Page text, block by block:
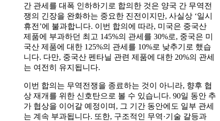
간 관세를 대폭 인하하기로 합의한 것은 양국 간 무역전
쟁의 긴장을 완화하는 중요한 진전이지만, 사실상 ‘일시
휴전’에 불과합니다. 이번 합의에 따라, 미국은 중국산
제품에 부과하던 최고 145%의 관세를 30%로, 중국은 미
국산 제품에 대한 125%의 관세를 10%로 낮추기로 했습
니다. 다만, 중국산 펜타닐 관련 제품에 대한 20%의 관세
는 여전히 유지됩니다.
이번 합의는 무역전쟁을 종료하는 것이 아니라, 향후 협
상 재개를 위한 신호탄으로 볼 수 있습니다. 90일 동안 추
가 협상을 이어갈 예정이며, 그 기간 동안에도 일부 관세
는 계속 부과됩니다. 또한, 구조적인 무역·기술 갈등과